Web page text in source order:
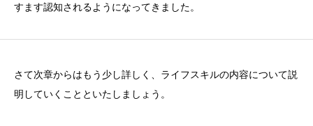
すます認知されるようになってきました。
さて次章からはもう少し詳しく、ライフスキルの内容について説
明していくことといたしましょう。